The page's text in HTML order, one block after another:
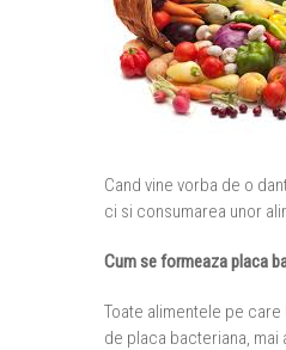
Cand vine vorba de o
ci si consumarea unor
Cum se formeaza placa
Toate alimentele pe
de placa bacteriana, mai